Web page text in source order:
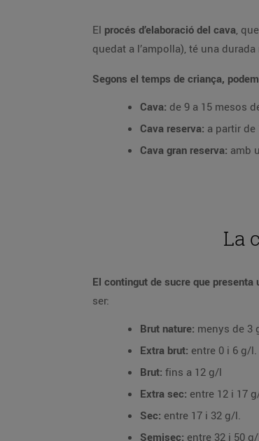
El procés d’elaboració del cava,
quedat a l’ampolla), té una
Segons el temps de criança,
Cava: de 9 a 15 mesos
Cava reserva: a partir
Cava gran reserva: amb
La
El contingut de sucre que presenta
ser:
Brut nature: menys de 3
Extra brut: entre 0 i 6 g/l.
Brut: fins a 12 g/l
Extra sec: entre 12 i 17
Sec: entre 17 i 32 g/l.
Semisec: entre 32 i 50